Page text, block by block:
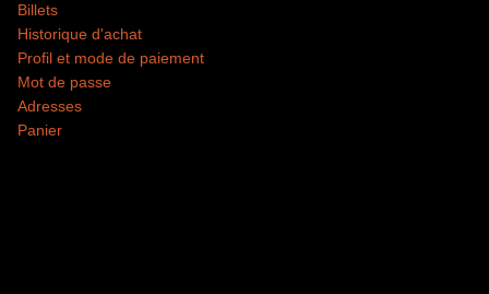
Philharmonie
Paris
Billets
Historique d'achat
Profil et mode de paiement
Mot de passe
Adresses
Panier